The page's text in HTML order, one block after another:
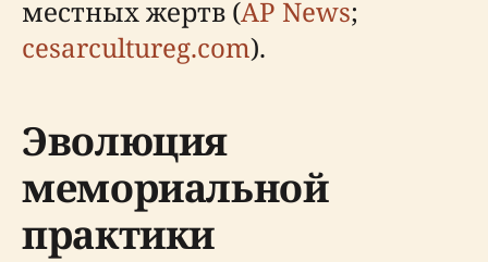
местных жертв (AP News;
cesarcultureg.com).
Эволюция
мемориальной
практики